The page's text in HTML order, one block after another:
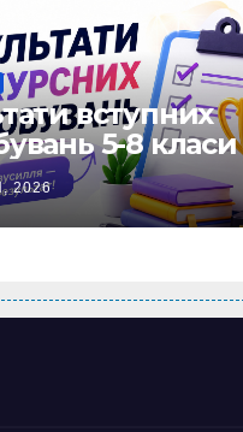
вступних
5-8 класи
2026